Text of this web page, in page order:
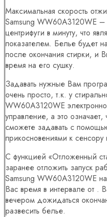
Максимальная скорость
Samsung WW60A3120WE –
центрифуги в минуту, что
показателем. Белье будет
после окончания стирки, и
время на его сушку.
Задавать нужные Вам
очень просто, т.к. у
WW60A3120WE
управление, а это
сможете задавать с
прикосновениями к сенсору
С функцией «Отложенный
заранее отложить запуск
Samsung WW60A3120WE
Вас время в интервале от .
вечером дожидаться
развесить белье.